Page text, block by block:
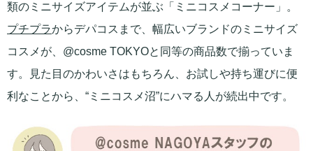
類のミニサイズアイテムが並ぶ「ミニコスメコーナー」。
プチプラからデパコスまで、幅広いブランドのミニサイズ
コスメが、@cosme TOKYOと同等の商品数で揃っていま
す。見た目のかわいさはもちろん、お試しや持ち運びに便
利なことから、“ミニコスメ沼”にハマる人が続出中です。